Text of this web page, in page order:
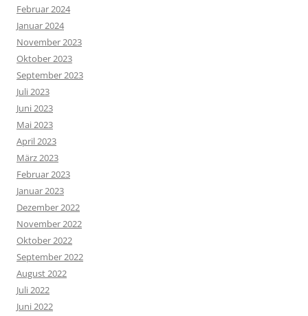
Februar 2024
Januar 2024
November 2023
Oktober 2023
September 2023
Juli 2023
Juni 2023
Mai 2023
April 2023
März 2023
Februar 2023
Januar 2023
Dezember 2022
November 2022
Oktober 2022
September 2022
August 2022
Juli 2022
Juni 2022